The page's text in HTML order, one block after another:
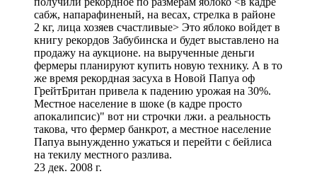
сабж, напарафиненый, на весах, стрелка в районе
2 кг, лица хозяев счастливые> Это яблоко войдет в
книгу рекордов Забубинска и будет выставлено на
продажу на аукционе. на вырученные деньги
фермеры планируют купить новую технику. А в то
же время рекордная засуха в Новой Папуа оф
ГрейтБритан привела к падению урожая на 30%.
Местное население в шоке (в кадре просто
апокалипсис)" вот ни строчки лжи. а реальность
такова, что фермер банкрот, а местное население
Папуа вынужденно ужаться и перейти с бейлиса
на текилу местного разлива.
23 дек. 2008 г.